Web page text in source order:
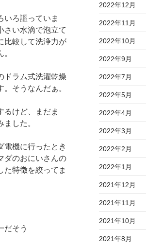
いろ謳っていま
さい水滴で泡立て
比較して洗浄力が
ドラム式洗濯乾燥
そうなんだぁ。
るけど、まだま
した。
電機に行ったとき
ダのおにいさんの
た特徴を絞ってま
だそう
2022年12月
2022年11月
2022年10月
2022年9月
2022年7月
2022年5月
2022年4月
2022年3月
2022年2月
2022年1月
2021年12月
2021年11月
2021年10月
2021年8月